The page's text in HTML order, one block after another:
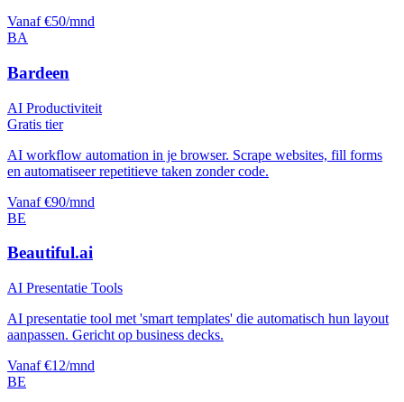
Vanaf €50/mnd
BA
Bardeen
AI Productiviteit
Gratis tier
AI workflow automation in je browser. Scrape websites, fill forms
en automatiseer repetitieve taken zonder code.
Vanaf €90/mnd
BE
Beautiful.ai
AI Presentatie Tools
AI presentatie tool met 'smart templates' die automatisch hun layout
aanpassen. Gericht op business decks.
Vanaf €12/mnd
BE